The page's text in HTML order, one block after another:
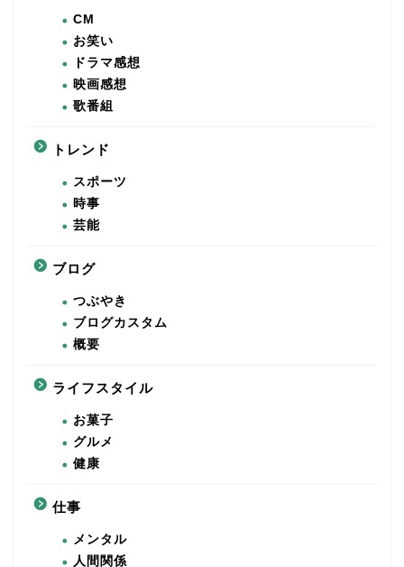
CM
お笑い
ドラマ感想
映画感想
歌番組
トレンド
スポーツ
時事
芸能
ブログ
つぶやき
ブログカスタム
概要
ライフスタイル
お菓子
グルメ
健康
仕事
メンタル
人間関係